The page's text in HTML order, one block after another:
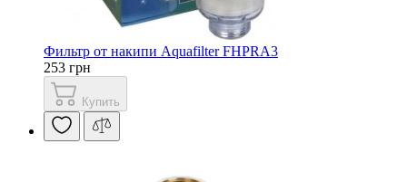
Фильтр от накипи Aquafilter FHPRA3
253 грн
Купить